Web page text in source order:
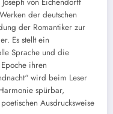
der deutschen
der Romantiker zur
Es stellt ein
Sprache und die
ihren
wird beim Leser
spürbar,
Ausdrucksweise